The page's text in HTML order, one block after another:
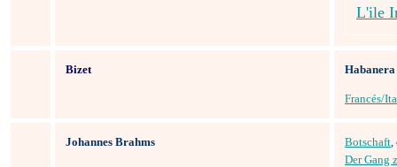
L'ile
Bizet
Francés/
Johannes Brahms Botschaft,
Der Gang